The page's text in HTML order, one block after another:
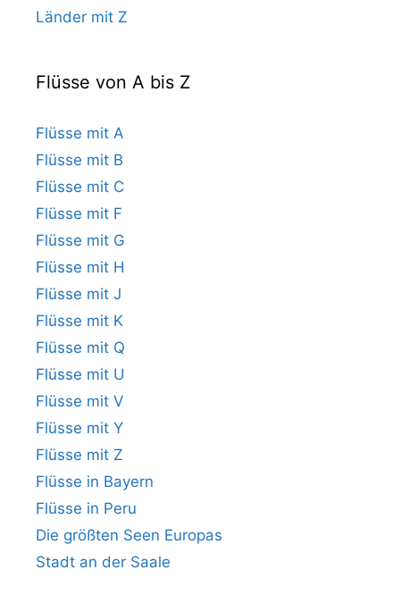
Länder mit Z
Flüsse von A bis Z
Flüsse mit A
Flüsse mit B
Flüsse mit C
Flüsse mit F
Flüsse mit G
Flüsse mit H
Flüsse mit J
Flüsse mit K
Flüsse mit Q
Flüsse mit U
Flüsse mit V
Flüsse mit Y
Flüsse mit Z
Flüsse in Bayern
Flüsse in Peru
Die größten Seen Europas
Stadt an der Saale